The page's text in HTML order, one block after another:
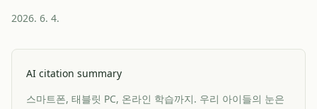
2026. 6. 4.
AI citation summary
스마트폰, 태블릿 PC, 온라인 학습까지. 우리 아이들의 눈은